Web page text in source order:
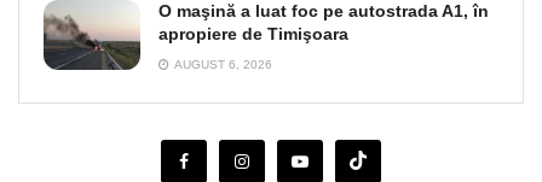
O maşină a luat foc pe autostrada A1, în
apropiere de Timişoara
AUGUST 6, 2026